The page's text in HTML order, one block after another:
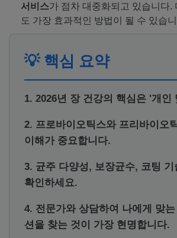
서비스가 점차 대중화되고 있습니다.
도 가장 효과적인 방법이 될 수 있습
💡 핵심 요약
1. 2026년 장 건강의 핵심은 '개인
2. 프로바이오틱스와 프리바이오
이해가 중요합니다.
3. 균주 다양성, 보장균수, 코팅 기
확인하세요.
4. 전문가와 상담하여 나에게 맞
션을 찾는 것이 가장 현명합니다.